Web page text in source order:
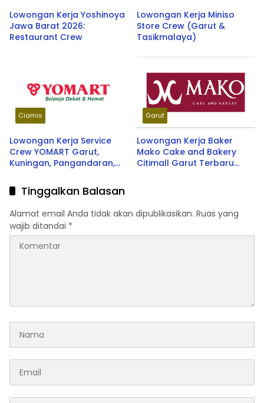
Lowongan Kerja Yoshinoya
Jawa Barat 2026:
Restaurant Crew
Lowongan Kerja Miniso
Store Crew (Garut &
Tasikmalaya)
Ciamis
Lowongan Kerja Service
Crew YOMART Garut,
Kuningan, Pangandaran,
2026
Garut
Lowongan Kerja Baker
Mako Cake and Bakery
Citimall Garut Terbaru
Tinggalkan Balasan
Alamat email Anda tidak akan dipublikasikan. Ruas yang
wajib ditandai *